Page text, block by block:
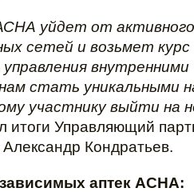
уйдет от
сетей и возьмет курс
стать уникальными
участнику выйти на
итоги Управляющий
Кондратьев.
аптек АСНА: